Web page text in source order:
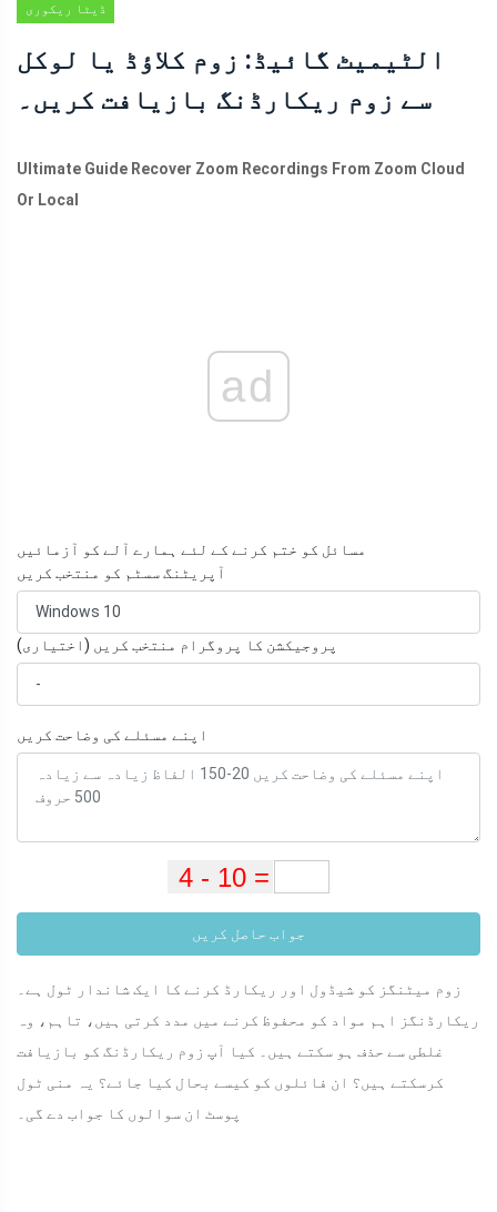
ڈیٹا ریکوری
الٹیمیٹ گائیڈ: زوم کلاؤڈ یا لوکل
سے زوم ریکارڈنگ بازیافت کریں۔
Ultimate Guide Recover Zoom Recordings From Zoom Cloud
Or Local
ad
مسائل کو ختم کرنے کے لئے ہمارے آلے کو آزمائیں
آپریٹنگ سسٹم کو منتخب کریں
پروجیکشن کا پروگرام منتخب کریں (اختیاری)
اپنے مسئلے کی وضاحت کریں
جواب حاصل کریں
زوم میٹنگز کو شیڈول اور ریکارڈ کرنے کا ایک شاندار ٹول ہے۔
ریکارڈنگز اہم مواد کو محفوظ کرنے میں مدد کرتی ہیں، تاہم، وہ
غلطی سے حذف ہو سکتے ہیں۔ کیا آپ زوم ریکارڈنگ کو بازیافت
کرسکتے ہیں؟ ان فائلوں کو کیسے بحال کیا جائے؟ یہ منی ٹول
پوسٹ ان سوالوں کا جواب دے گی۔